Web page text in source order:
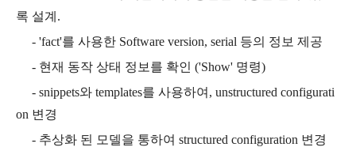
록 설계.
- 'fact'를 사용한 Software version, serial 등의 정보 제공
- 현재 동작 상태 정보를 확인 ('Show' 명령)
- snippets와 templates를 사용하여, unstructured configurati
on 변경
- 추상화 된 모델을 통하여 structured configuration 변경